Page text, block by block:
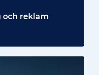
och reklam